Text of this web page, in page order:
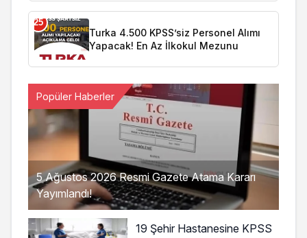
25
Turka 4.500 KPSS’siz Personel Alımı
Yapacak! En Az İlkokul Mezunu
5 Ağustos 2026 Resmi Gazete Atama Kararı
Yayımlandı!
Popüler Haberler
19 Şehir Hastanesine KPSS